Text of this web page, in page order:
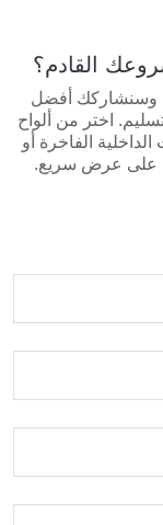
القادم؟
وسنشاركك أفضل
اختر من ألواح
الداخلية الفاخرة أو
على عرض سريع.